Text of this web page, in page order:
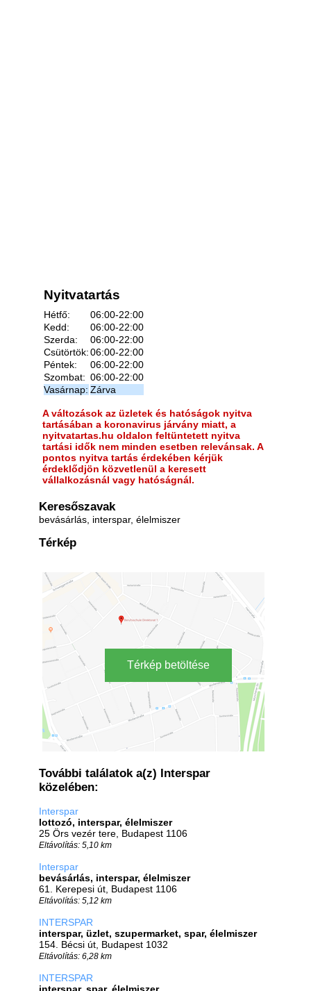
Nyitvatartás
Hétfő:
06:00-22:00
Kedd:
06:00-22:00
Szerda:
06:00-22:00
Csütörtök:06:00-22:00
Péntek:
06:00-22:00
Szombat: 06:00-22:00
Vasárnap: Zárva
A változások az üzletek és hatóságok nyitva
tartásában a koronavirus járvány miatt, a
nyitvatartas.hu oldalon feltüntetett nyitva
tartási idők nem minden esetben relevánsak. A
pontos nyitva tartás érdekében kérjük
érdeklődjön közvetlenül a keresett
vállalkozásnál vagy hatóságnál.
Keresőszavak
bevásárlás, interspar, élelmiszer
Térkép
Térkép betöltése
További találatok a(z) Interspar
közelében:
Interspar
lottozó, interspar, élelmiszer
25 Örs vezér tere, Budapest 1106
Eltávolítás: 5,10 km
Interspar
bevásárlás, interspar, élelmiszer
61. Kerepesi út, Budapest 1106
Eltávolítás: 5,12 km
INTERSPAR
interspar, üzlet, szupermarket, spar, élelmiszer
154. Bécsi út, Budapest 1032
Eltávolítás: 6,28 km
INTERSPAR